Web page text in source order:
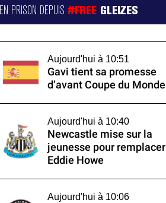
EN PRISON DEPUIS#FREE GLEIZES
Aujourd'hui à 10:51
Gavi tient sa promesse
d’avant Coupe du Monde
Aujourd'hui à 10:40
Newcastle mise sur la
jeunesse pour remplacer
Eddie Howe
Aujourd'hui à 10:06